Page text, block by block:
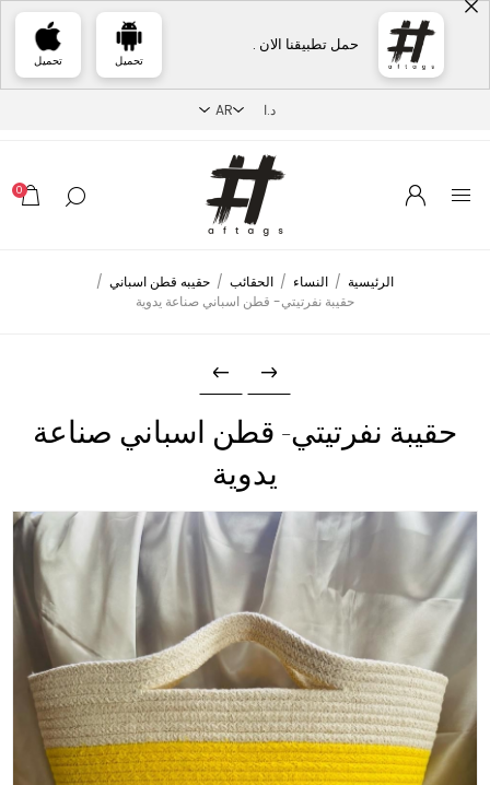
حمل تطبيقنا الان .
تحميل تحميل
0
الرئيسية / النساء / الحقائب / حقيبه قطن اسباني /
حقيبة نفرتيتي- قطن اسباني صناعة يدوية
حقيبة نفرتيتي- قطن اسباني صناعة
يدوية